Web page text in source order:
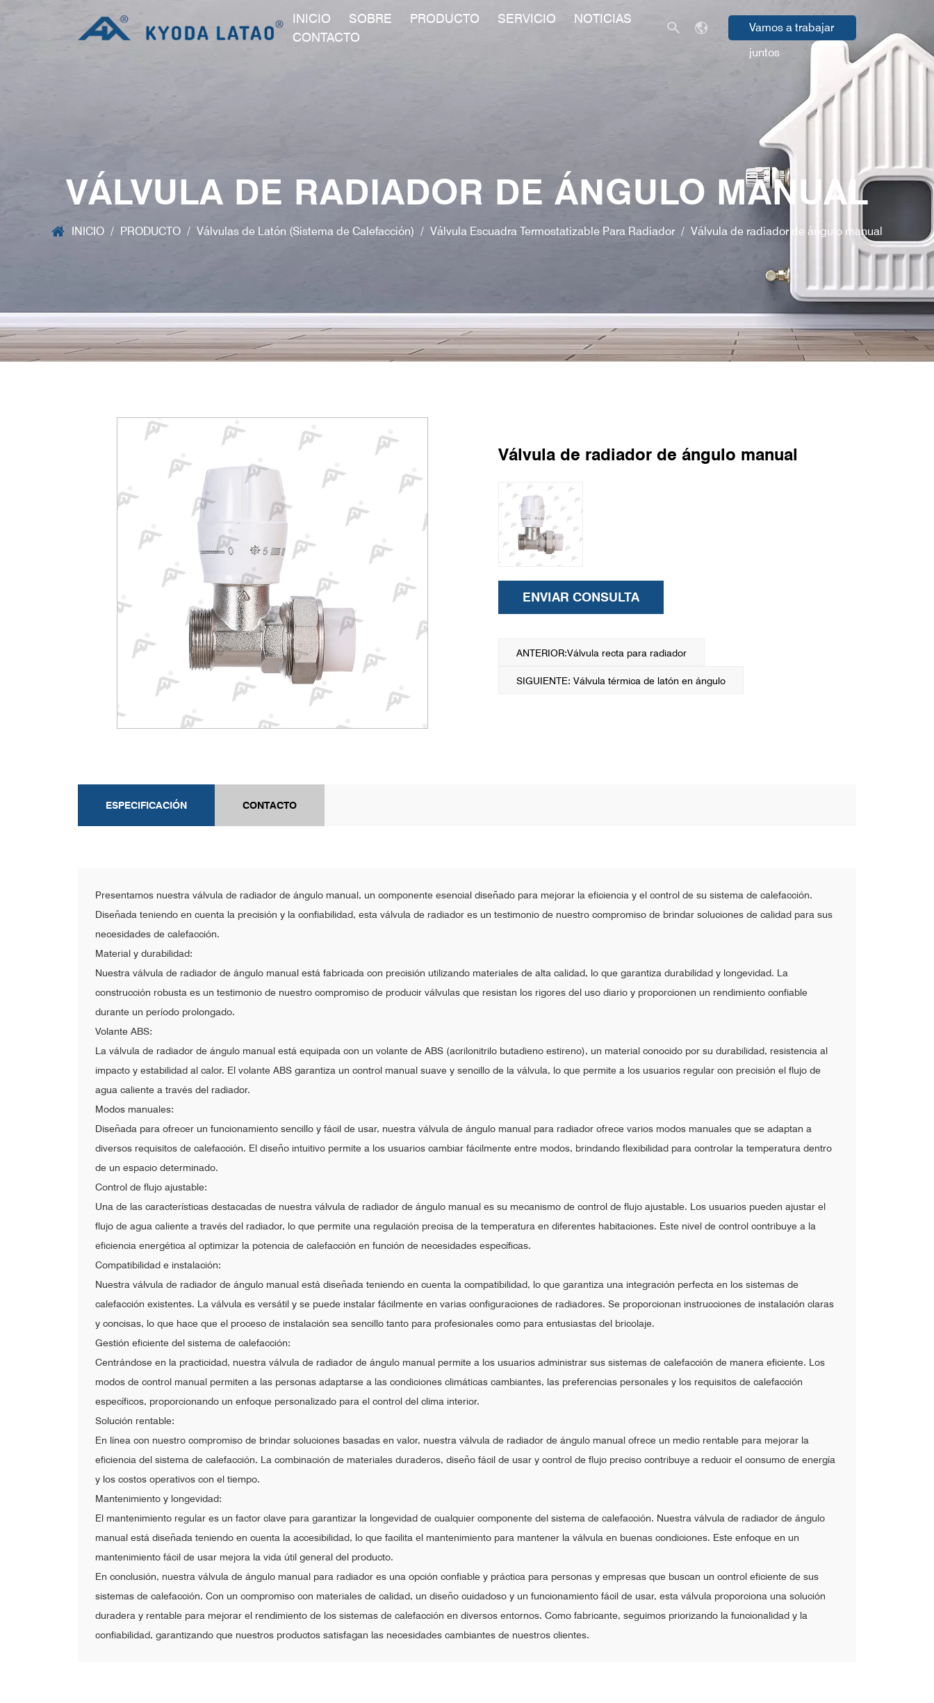
INICIO SOBRE PRODUCTO SERVICIO
NOTICIAS
CONTACTO
Vamos a trabajar
juntos
VÁLVULA DE RADIADOR DE ÁNGULO MANUAL
INICIO / PRODUCTO / Válvulas de Latón (Sistema de Calefacción) / Válvula Escuadra Termostatizable Para Radiador / Válvula de radiador de ángulo manual
Válvula de radiador de ángulo manual
ENVIAR CONSULTA
ANTERIOR:Válvula recta para radiador
SIGUIENTE: Válvula térmica de latón en ángulo
ESPECIFICACIÓN CONTACTO
Presentamos nuestra válvula de radiador de ángulo manual, un componente esencial diseñado para mejorar la eficiencia y el control de su sistema de calefacción.
Diseñada teniendo en cuenta la precisión y la confiabilidad, esta válvula de radiador es un testimonio de nuestro compromiso de brindar soluciones de calidad para sus
necesidades de calefacción.
Material y durabilidad:
Nuestra válvula de radiador de ángulo manual está fabricada con precisión utilizando materiales de alta calidad, lo que garantiza durabilidad y longevidad. La
construcción robusta es un testimonio de nuestro compromiso de producir válvulas que resistan los rigores del uso diario y proporcionen un rendimiento confiable
durante un período prolongado.
Volante ABS:
La válvula de radiador de ángulo manual está equipada con un volante de ABS (acrilonitrilo butadieno estireno), un material conocido por su durabilidad, resistencia al
impacto y estabilidad al calor. El volante ABS garantiza un control manual suave y sencillo de la válvula, lo que permite a los usuarios regular con precisión el flujo de
agua caliente a través del radiador.
Modos manuales:
Diseñada para ofrecer un funcionamiento sencillo y fácil de usar, nuestra válvula de ángulo manual para radiador ofrece varios modos manuales que se adaptan a
diversos requisitos de calefacción. El diseño intuitivo permite a los usuarios cambiar fácilmente entre modos, brindando flexibilidad para controlar la temperatura dentro
de un espacio determinado.
Control de flujo ajustable:
Una de las características destacadas de nuestra válvula de radiador de ángulo manual es su mecanismo de control de flujo ajustable. Los usuarios pueden ajustar el
flujo de agua caliente a través del radiador, lo que permite una regulación precisa de la temperatura en diferentes habitaciones. Este nivel de control contribuye a la
eficiencia energética al optimizar la potencia de calefacción en función de necesidades específicas.
Compatibilidad e instalación:
Nuestra válvula de radiador de ángulo manual está diseñada teniendo en cuenta la compatibilidad, lo que garantiza una integración perfecta en los sistemas de
calefacción existentes. La válvula es versátil y se puede instalar fácilmente en varias configuraciones de radiadores. Se proporcionan instrucciones de instalación claras
y concisas, lo que hace que el proceso de instalación sea sencillo tanto para profesionales como para entusiastas del bricolaje.
Gestión eficiente del sistema de calefacción:
Centrándose en la practicidad, nuestra válvula de radiador de ángulo manual permite a los usuarios administrar sus sistemas de calefacción de manera eficiente. Los
modos de control manual permiten a las personas adaptarse a las condiciones climáticas cambiantes, las preferencias personales y los requisitos de calefacción
específicos, proporcionando un enfoque personalizado para el control del clima interior.
Solución rentable:
En línea con nuestro compromiso de brindar soluciones basadas en valor, nuestra válvula de radiador de ángulo manual ofrece un medio rentable para mejorar la
eficiencia del sistema de calefacción. La combinación de materiales duraderos, diseño fácil de usar y control de flujo preciso contribuye a reducir el consumo de energía
y los costos operativos con el tiempo.
Mantenimiento y longevidad:
El mantenimiento regular es un factor clave para garantizar la longevidad de cualquier componente del sistema de calefacción. Nuestra válvula de radiador de ángulo
manual está diseñada teniendo en cuenta la accesibilidad, lo que facilita el mantenimiento para mantener la válvula en buenas condiciones. Este enfoque en un
mantenimiento fácil de usar mejora la vida útil general del producto.
En conclusión, nuestra válvula de ángulo manual para radiador es una opción confiable y práctica para personas y empresas que buscan un control eficiente de sus
sistemas de calefacción. Con un compromiso con materiales de calidad, un diseño cuidadoso y un funcionamiento fácil de usar, esta válvula proporciona una solución
duradera y rentable para mejorar el rendimiento de los sistemas de calefacción en diversos entornos. Como fabricante, seguimos priorizando la funcionalidad y la
confiabilidad, garantizando que nuestros productos satisfagan las necesidades cambiantes de nuestros clientes.